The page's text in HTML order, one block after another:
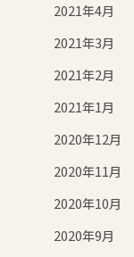
2021年4月
2021年3月
2021年2月
2021年1月
2020年12月
2020年11月
2020年10月
2020年9月